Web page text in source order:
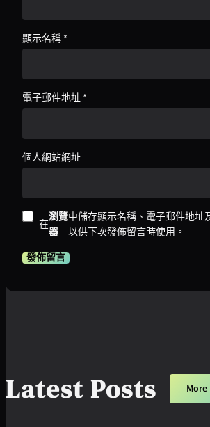
顯示名稱 *
電子郵件地址 *
個人網站網址
在
瀏覽
器
中儲存顯示名稱、電子郵件地址
以供下次發佈留言時使用。
Latest Posts